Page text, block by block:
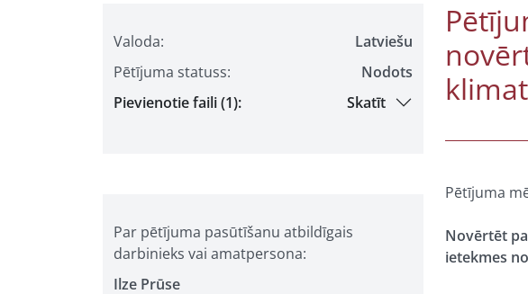
Valoda:
Latviešu
Pētījuma statuss:
Nodots
Pievienotie faili (1):
Skatīt
Par pētījuma pasūtīšanu atbildīgais
darbinieks vai amatpersona:
Ilze Prūse
Pētījuma
Novērtēt
ietekmes